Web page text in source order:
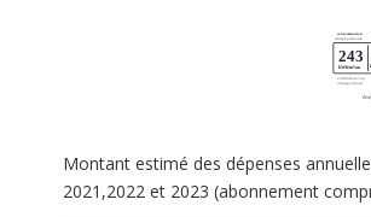
Montant estimé des dépenses
2021,2022 et 2023 (abonnement